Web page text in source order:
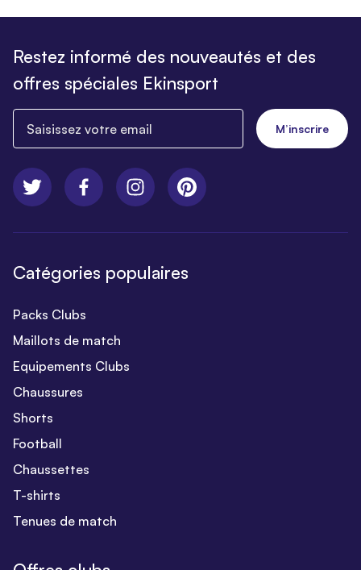
Restez informé des nouveautés et des
offres spéciales Ekinsport
M’inscrire
Catégories populaires
Packs Clubs
Maillots de match
Equipements Clubs
Chaussures
Shorts
Football
Chaussettes
T-shirts
Tenues de match